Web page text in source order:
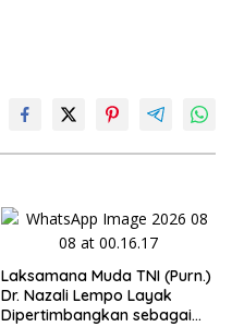
Laksamana Muda TNI (Purn.)
Dr. Nazali Lempo Layak
Dipertimbangkan sebagai